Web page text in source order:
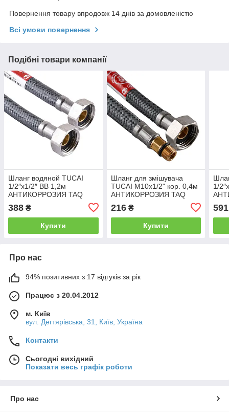
Повернення товару впродовж 14 днів за домовленістю
Всі умови повернення
Подібні товари компанії
Шланг водяной TUCAI
1/2″х1/2″ BВ 1,2м
АНТИКОРРОЗИЯ TAQ
204459
388 ₴
Купити
Шланг для змішувача
TUCAI М10х1/2" кор. 0,4м
АНТИКОРРОЗИЯ TAQ
216₴
Купити
1/
591
Про нас
94% позитивних з 17 відгуків за рік
Працює з 20.04.2012
м. Київ
вул. Дегтярівська, 31, Київ, Україна
Контакти
Сьогодні вихідний
Показати весь графік роботи
Про нас